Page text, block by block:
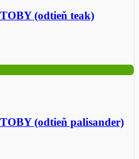
(odtieň teak)
(odtieň palisander)